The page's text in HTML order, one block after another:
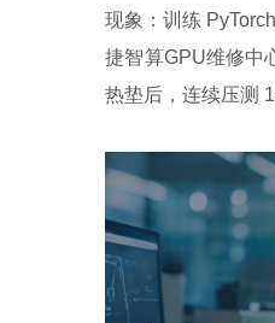
现象：训练
捷智算GPU维修中
热垫后，连续压测